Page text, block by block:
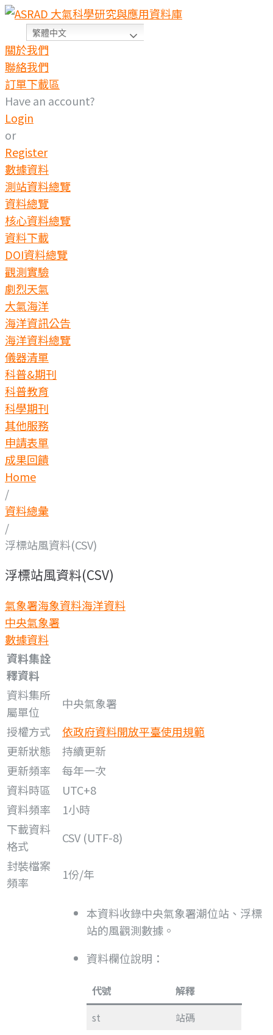
繁體中文
關於我們
聯絡我們
訂單下載區
Have an account?
Login
or
Register
數據資料
測站資料總覽
資料總覽
核心資料總覽
資料下載
DOI資料總覽
觀測實驗
劇烈天氣
大氣海洋
海洋資訊公告
海洋資料總覽
儀器清單
科普&期刊
科普教育
科學期刊
其他服務
申請表單
成果回饋
Home
/
資料總彙
/
浮標站風資料(CSV)
浮標站風資料(CSV)
氣象署海象資料海洋資料
中央氣象署
數據資料
資料集詮
釋資料
資料集所
屬單位
中央氣象署
授權方式
依政府資料開放平臺使用規範
更新狀態
持續更新
更新頻率
每年一次
資料時區
UTC+8
資料頻率
1小時
下載資料
格式
CSV (UTF-8)
封裝檔案
頻率
1份/年
本資料收錄中央氣象署潮位站、浮標
站的風觀測數據。
資料欄位說明：
代號
解釋
st
站碼